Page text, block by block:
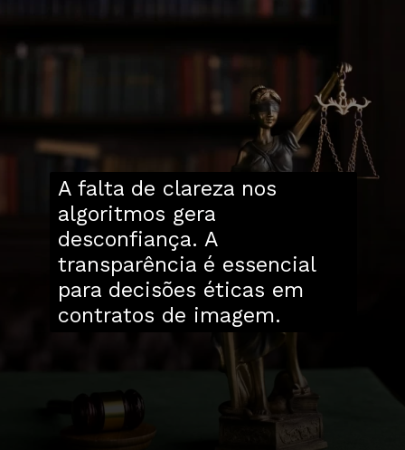
A falta de clareza nos
algoritmos gera
desconfiança. A
transparência é essencial
para decisões éticas em
contratos de imagem.